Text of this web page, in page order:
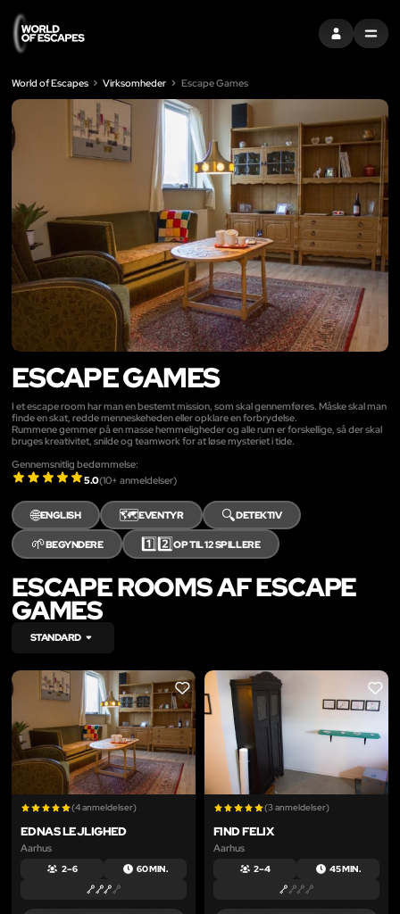
LOG INDMENU
World of Escapes Virksomheder Escape Games
ESCAPE GAMES
I et escape room har man en bestemt mission, som skal gennemføres. Måske skal man
finde en skat, redde menneskeheden eller opklare en forbrydelse.
Rummene gemmer på en masse hemmeligheder og alle rum er forskellige, så der skal
bruges kreativitet, snilde og teamwork for at løse mysteriet i tide.
Gennemsnitlig bedømmelse:
5.0(10+ anmeldelser)
🌐ENGLISH 🗺️EVENTYR 🔍DETEKTIV
🌱BEGYNDERE 1️⃣2️⃣OP TIL 12 SPILLERE
ESCAPE ROOMS AF ESCAPE
GAMES
STANDARD
LIKE
(4 anmeldelser)
EDNAS LEJLIGHED
Aarhus
2 – 6 60 MIN.
LIKE
(3 anmeldelser)
FIND FELIX
Aarhus
2 – 4 45 MIN.